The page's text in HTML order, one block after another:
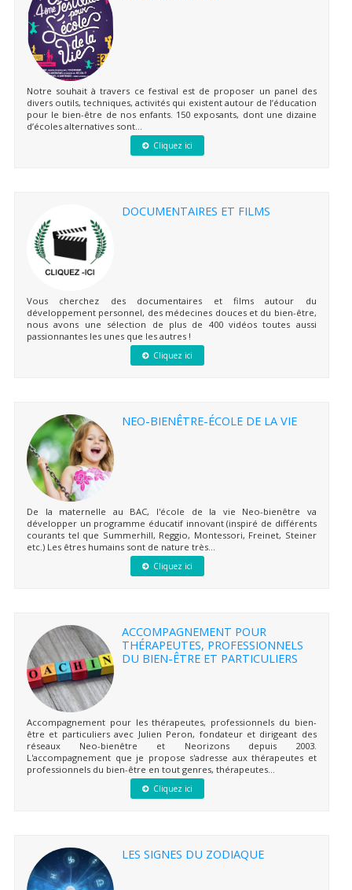
Notre souhait à travers ce festival est de proposer un panel des
divers outils, techniques, activités qui existent autour de l’éducation
pour le bien-être de nos enfants. 150 exposants, dont une dizaine
d’écoles alternatives sont...
Cliquez ici
DOCUMENTAIRES ET FILMS
Vous cherchez des documentaires et films autour du
développement personnel, des médecines douces et du bien-être,
nous avons une sélection de plus de 400 vidéos toutes aussi
passionnantes les unes que les autres !
Cliquez ici
NEO-BIENÊTRE-ÉCOLE DE LA VIE
De la maternelle au BAC, l'école de la vie Neo-bienêtre va
développer un programme éducatif innovant (inspiré de différents
courants tel que Summerhill, Reggio, Montessori, Freinet, Steiner
etc.) Les êtres humains sont de nature très...
Cliquez ici
ACCOMPAGNEMENT POUR
THÉRAPEUTES, PROFESSIONNELS
DU BIEN-ÊTRE ET PARTICULIERS
Accompagnement pour les thérapeutes, professionnels du bien-
être et particuliers avec Julien Peron, fondateur et dirigeant des
réseaux Neo-bienêtre et Neorizons depuis 2003.
L'accompagnement que je propose s'adresse aux thérapeutes et
professionnels du bien-être en tout genres, thérapeutes...
Cliquez ici
LES SIGNES DU ZODIAQUE